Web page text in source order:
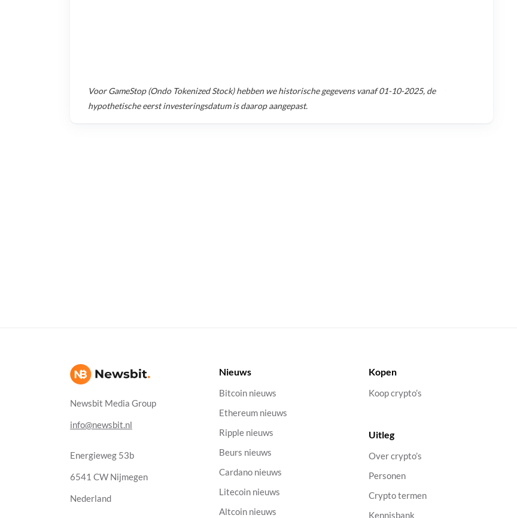
VoorGameStop (Ondo Tokenized Stock)hebben we historische gegevens vanaf01-10-2025, de
hypothetische eerst investeringsdatum is daarop aangepast.
Newsbit Media Group
info@newsbit.nl
Energieweg 53b
6541 CW Nijmegen
Nederland
Nieuws
Bitcoin nieuws
Ethereum nieuws
Ripple nieuws
Beurs nieuws
Cardano nieuws
Litecoin nieuws
Altcoin nieuws
Kopen
Koop crypto’s
Uitleg
Over crypto’s
Personen
Crypto termen
Kennisbank